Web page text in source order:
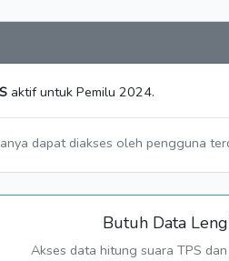
aktif untuk Pemilu 2024.
dapat diakses oleh pengguna
Butuh Data
Akses data hitung suara TPS